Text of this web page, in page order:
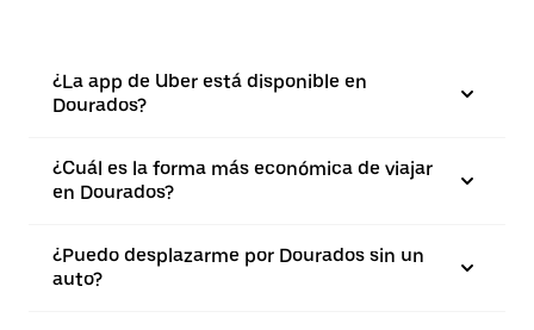
¿La app de Uber está disponible en
Dourados?
¿Cuál es la forma más económica de viajar
en Dourados?
¿Puedo desplazarme por Dourados sin un
auto?